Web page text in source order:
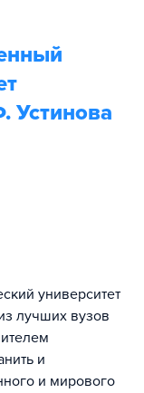
университет
лучших вузов
и
и мирового